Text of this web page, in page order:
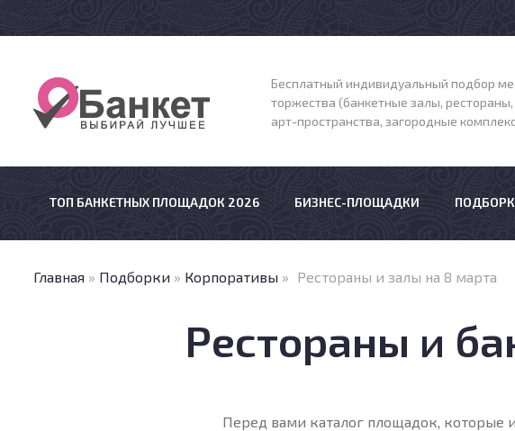
Бесплатный индивидуальный подбор
торжества (банкетные залы,
арт-пространства, загородные
ТОП БАНКЕТНЫХ ПЛОЩАДОК 2026 БИЗНЕС-ПЛОЩАДКИ
Главная » Подборки » Корпоративы » Рестораны и залы на 8 марта
Рестораны и
Перед вами каталог площадок, которые